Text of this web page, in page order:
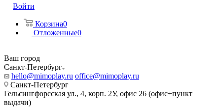
Войти
Корзина0
Отложенные0
Ваш город
Санкт-Петербург
hello@mimoplay.ru office@mimoplay.ru
Санкт-Петербург
Гельсингфорсская ул., 4, корп. 2У, офис 26 (офис+пункт
выдачи)